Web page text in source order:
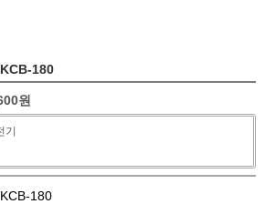
180
원
기
180